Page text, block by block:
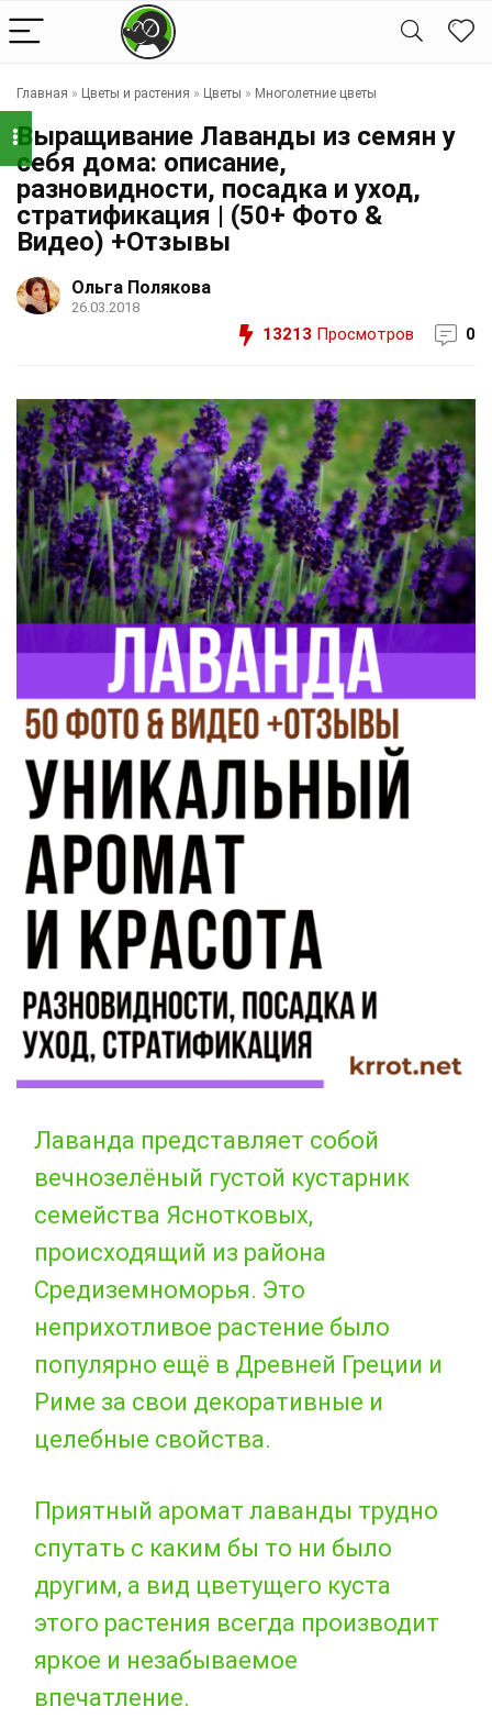
Главная » Цветы и растения » Цветы » Многолетние цветы
Выращивание Лаванды из семян у
себя дома: описание,
разновидности, посадка и уход,
стратификация | (50+ Фото &
Видео) +Отзывы
Ольга Полякова
26.03.2018
13213 Просмотров 0
Лаванда представляет собой
вечнозелёный густой кустарник
семейства Яснотковых,
происходящий из района
Средиземноморья. Это
неприхотливое растение было
популярно ещё в Древней Греции и
Риме за свои декоративные и
целебные свойства.
Приятный аромат лаванды трудно
спутать с каким бы то ни было
другим, а вид цветущего куста
этого растения всегда производит
яркое и незабываемое
впечатление.